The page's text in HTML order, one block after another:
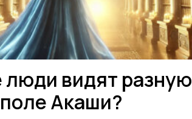
видят разную
Акаши?